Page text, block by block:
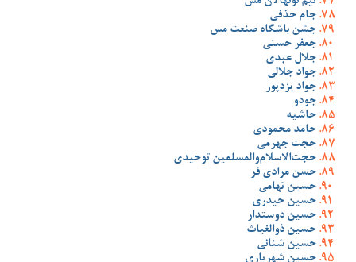
جام حذفی
جشن باشگاه صنعت مس
جعفر حسنی
جلال عبدی
جواد جلالی
جواد یزدپور
جودو
حاشیه
حامد محمودی
حجت جهرمی
حجت‌الاسلام‌والمسلمین توحیدی
حسن مرادی فر
حسین تهامی
حسین حیدری
حسین دوستدار
حسین ذوالغیاث
حسین شنانی
حسین شهریاری